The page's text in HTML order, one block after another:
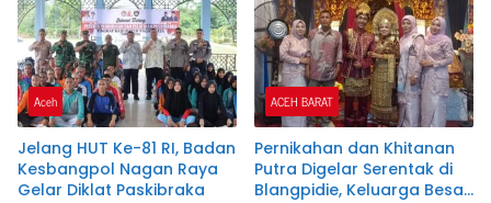
Aceh
Jelang HUT Ke-81 RI, Badan
Kesbangpol Nagan Raya
Gelar Diklat Paskibraka
ACEH BARAT
Pernikahan dan Khitanan
Putra Digelar Serentak di
Blangpidie, Keluarga Besar